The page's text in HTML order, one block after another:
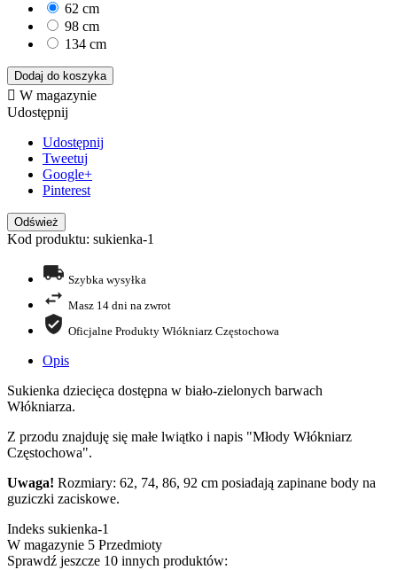
62 cm
98 cm
134 cm
Dodaj do koszyka
 W magazynie
Udostępnij
Udostępnij
Tweetuj
Google+
Pinterest
Kod produktu: sukienka-1
Szybka wysyłka
Masz 14 dni na zwrot
Oficjalne Produkty Włókniarz Częstochowa
Opis
Sukienka dziecięca dostępna w biało-zielonych barwach
Włókniarza.
Z przodu znajduję się małe lwiątko i napis "Młody Włókniarz
Częstochowa".
Uwaga! Rozmiary: 62, 74, 86, 92 cm posiadają zapinane body na
guziczki zaciskowe.
Indeks sukienka-1
W magazynie 5 Przedmioty
Sprawdź jeszcze 10 innych produktów: